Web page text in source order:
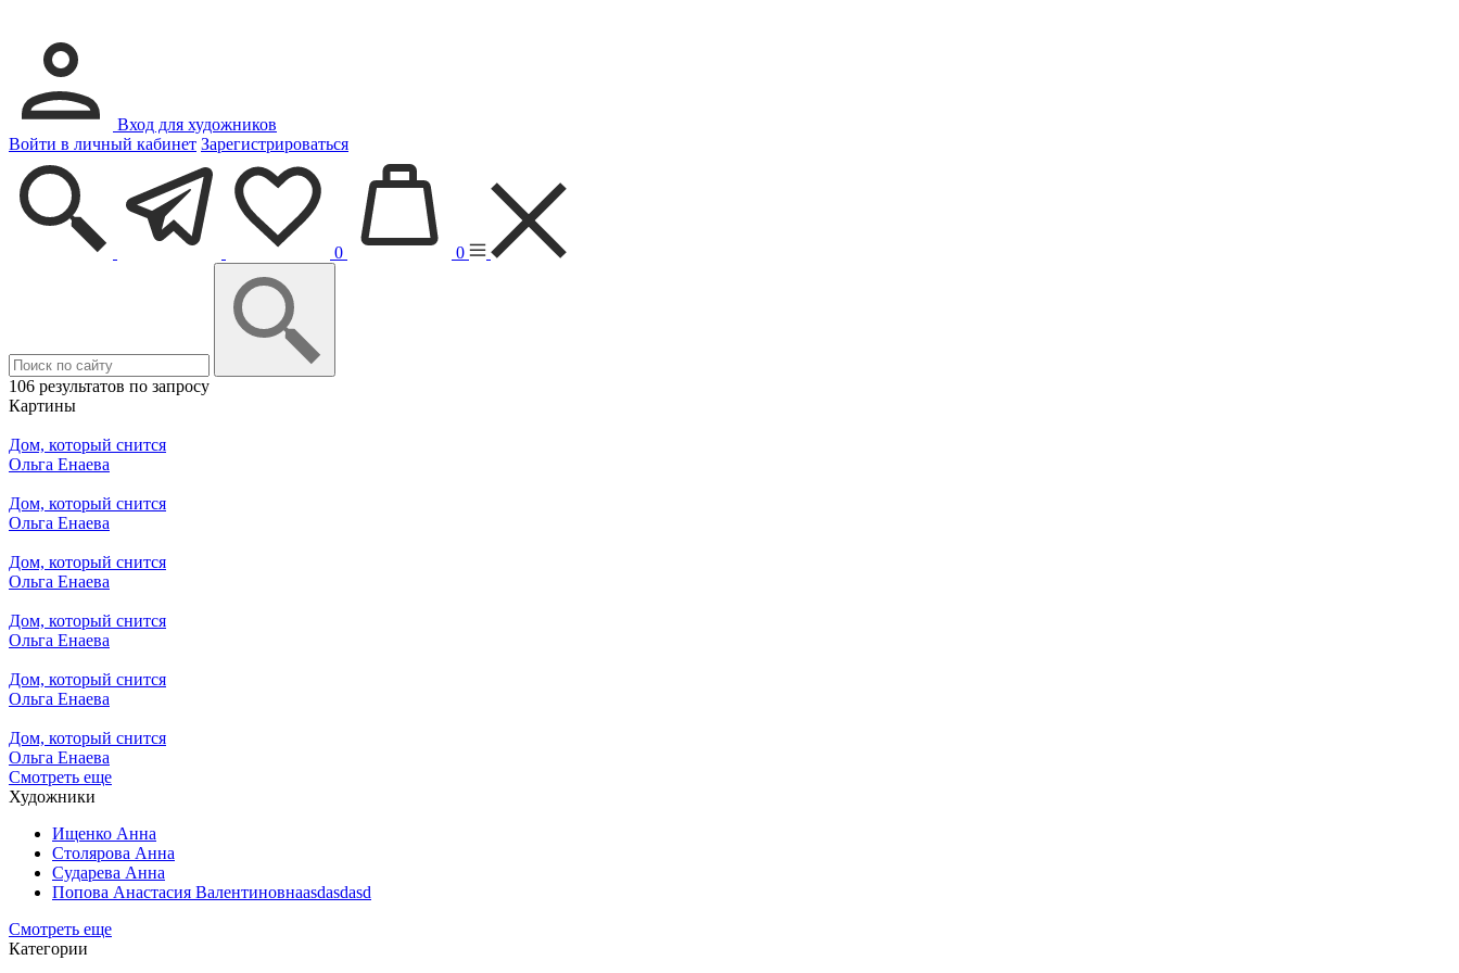
Вход для художников
Войти в личный кабинет Зарегистрироваться
0 0
106 результатов по запросу
Картины
Дом, который снится
Ольга Енаева
Дом, который снится
Ольга Енаева
Дом, который снится
Ольга Енаева
Дом, который снится
Ольга Енаева
Дом, который снится
Ольга Енаева
Дом, который снится
Ольга Енаева
Смотреть еще
Художники
Ищенко Анна
Столярова Анна
Сударева Анна
Попова Анастасия Валентиновнаasdasdasd
Смотреть еще
Категории